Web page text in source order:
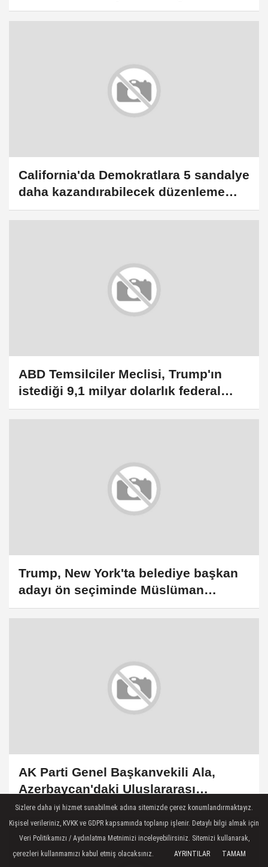
savundu
California'da Demokratlara 5 sandalye
daha kazandırabilecek düzenleme
referanduma sunulacak
ABD Temsilciler Meclisi, Trump'ın
istediği 9,1 milyar dolarlık federal
kesinti tasarısını onayladı
Trump, New York'ta belediye başkan
adayı ön seçiminde Müslüman
Mamdani'nin kazanmasına tepki
AK Parti Genel Başkanvekili Ala,
Azerbaycan'daki Uluslararası
Demokratlar Birliği'ni ziyaret etti
Sizlere daha iyi hizmet sunabilmek adına sitemizde çerez konumlandırmaktayız.
Kişisel verileriniz, KVKK ve GDPR kapsamında toplanıp işlenir. Detaylı bilgi almak için
Veri Politikamızı / Aydınlatma Metnimizi inceleyebilirsiniz. Sitemizi kullanarak,
çerezleri kullanmamızı kabul etmiş olacaksınız.
AYRINTILAR TAMAM